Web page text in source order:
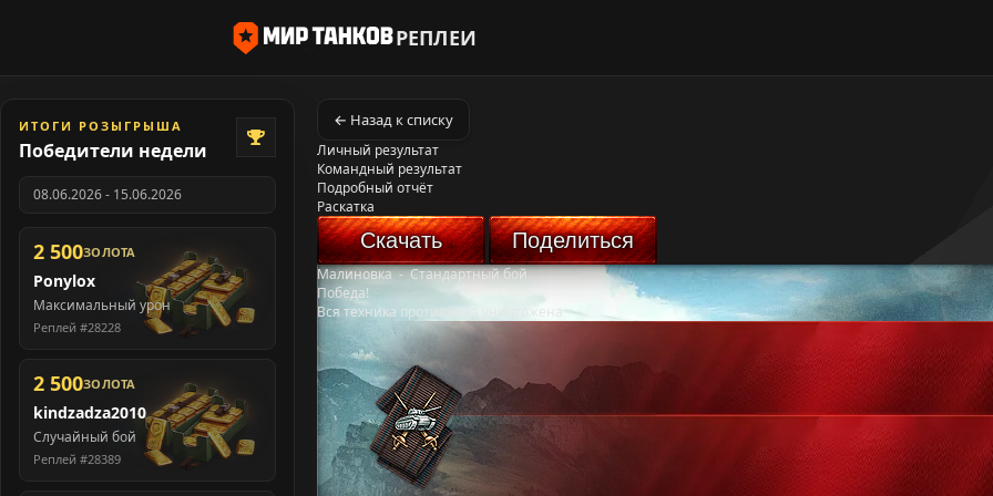
РЕПЛЕИ
ИТОГИ РОЗЫГРЫША
Победители недели
08.06.2026 - 15.06.2026
2 500ЗОЛОТА
Ponylox
Максимальный урон
Реплей #28228
2 500ЗОЛОТА
kindzadza2010
Случайный бой
Реплей #28389
← Назад к списку
Личный результат
Командный результат
Подробный отчёт
Раскатка
Скачать Поделиться
Малиновка-Стандартный бой
Победа!
Вся техника противника уничтожена